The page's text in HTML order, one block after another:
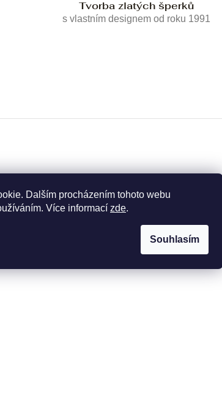
Dalším procházením tohoto webu
Více informací zde.
Souhlasím
Tvorba zlatých šperků
s vlastním designem od roku 1991